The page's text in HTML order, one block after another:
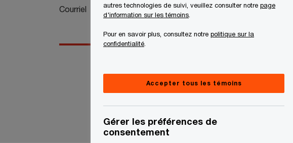
Courriel
autres technologies de suivi, veuillez consulter notre page
d'information sur les témoins
Pour en savoir plus, consultez notre politique sur la
confidentialité
Accepter tous les témoins
Gérer les préférences de
consentement